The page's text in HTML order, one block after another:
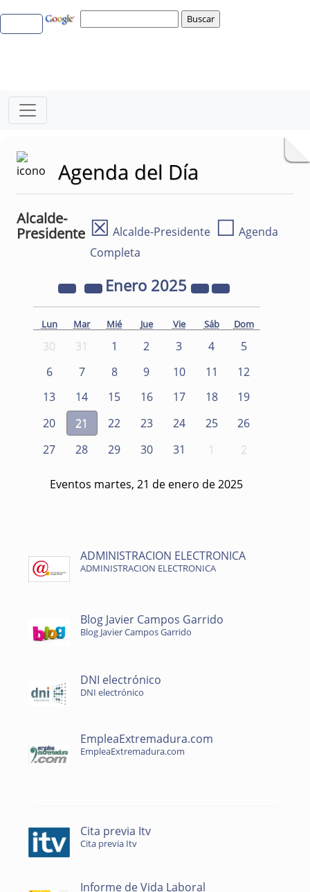
Agenda del Día
Alcalde-
Presidente ☒ Alcalde-Presidente ☐ Agenda
Completa
Enero 2025
Lun Mar Mié Jue Vie Sáb Dom
30 31 1 2 3 4
5
6
7 8 9 10 11
12
13
14 15 16 17 18
19
20
21 22 23 24 25
26
27
28 29 30 31 1 2
Eventos martes, 21 de enero de 2025
ADMINISTRACION ELECTRONICA
ADMINISTRACION ELECTRONICA
Blog Javier Campos Garrido
Blog Javier Campos Garrido
DNI electrónico
DNI electrónico
EmpleaExtremadura.com
EmpleaExtremadura.com
Cita previa Itv
Cita previa Itv
Informe de Vida Laboral